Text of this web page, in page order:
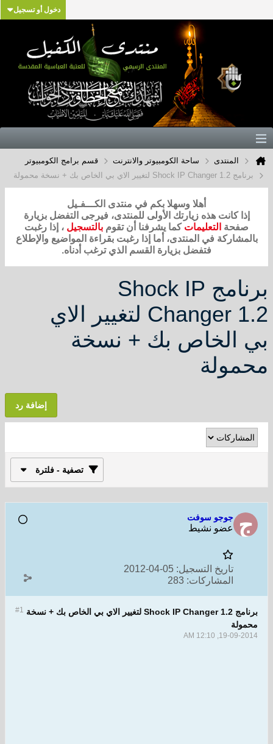
دخول أو تسجيل
المنتدى ساحة الكومبيوتر والانترنت
قسم برامج الكومبيوتر
برنامج Shock IP Changer 1.2 لتغيير الاي بي الخاص بك + نسخة محمولة
أهلا وسهلا بكم في منتدى الكـــفـيل
إذا كانت هذه زيارتك الأولى للمنتدى، فيرجى التفضل بزيارة
صفحة التعليمات كما يشرفنا أن تقوم بالتسجيل ، إذا رغبت
بالمشاركة في المنتدى، أما إذا رغبت بقراءة المواضيع والإطلاع
فتفضل بزيارة القسم الذي ترغب أدناه.
برنامج Shock IP
Changer 1.2 لتغيير الاي
بي الخاص بك + نسخة
محمولة
إضافة رد
تصفية - فلترة
جوجو سوفت
عضو نشيط
تاريخ التسجيل: 05-04-2012
المشاركات: 283
#1 برنامج Shock IP Changer 1.2 لتغيير الاي بي الخاص بك + نسخة
محمولة
19-09-2014, 12:10 AM